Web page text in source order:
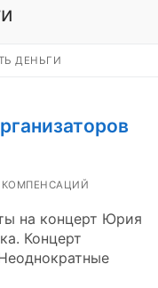
ДЕНЬГИ
КОМПЕНСАЦИЙ
на концерт Юрия
Концерт